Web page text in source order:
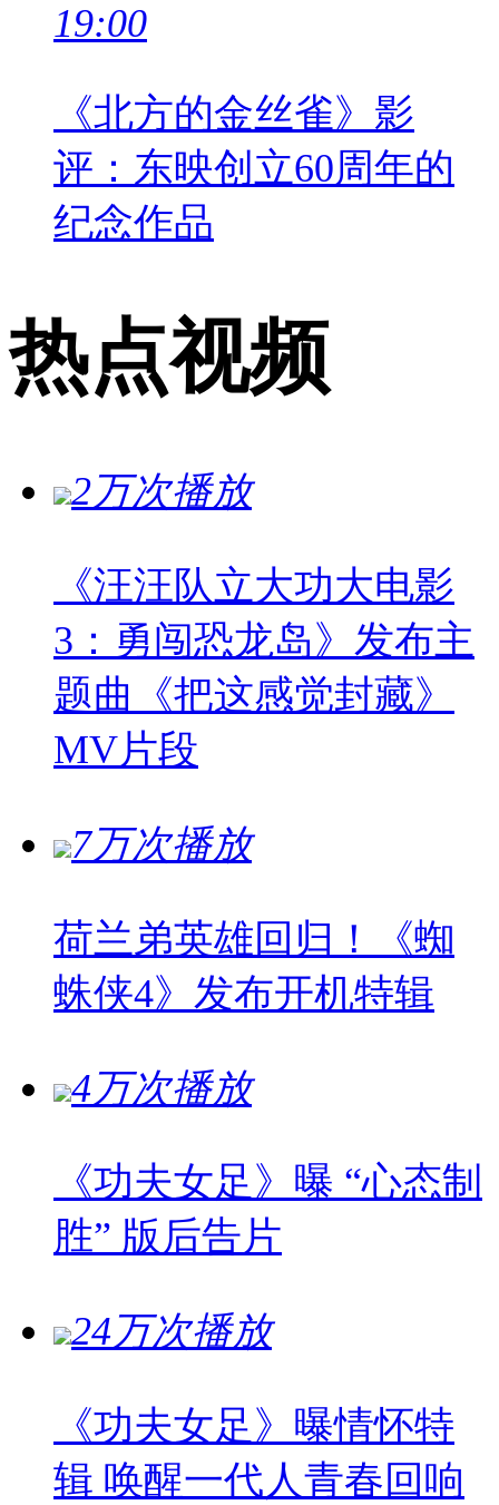
19:00
《北方的金丝雀》影
评：东映创立60周年的
纪念作品
热点视频
2万次播放
《汪汪队立大功大电影
3：勇闯恐龙岛》发布主
题曲《把这感觉封藏》
MV片段
7万次播放
荷兰弟英雄回归！《蜘
蛛侠4》发布开机特辑
4万次播放
《功夫女足》曝 “心态制
胜” 版后告片
24万次播放
《功夫女足》曝情怀特
辑 唤醒一代人青春回响